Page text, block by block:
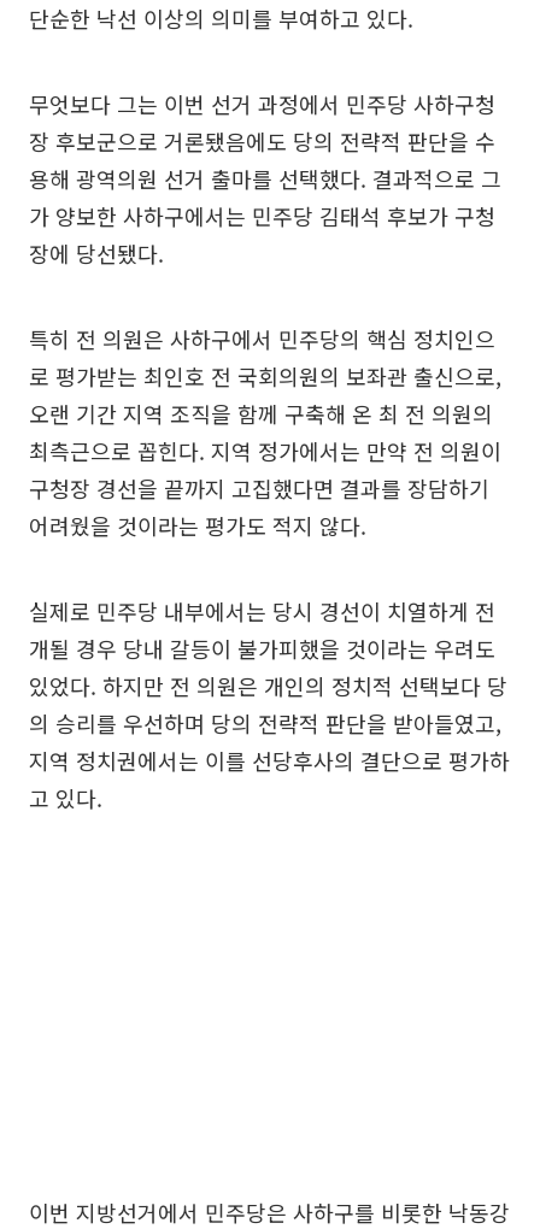
단순한 낙선 이상의 의미를 부여하고 있다.
무엇보다 그는 이번 선거 과정에서 민주당 사하구청
장 후보군으로 거론됐음에도 당의 전략적 판단을 수
용해 광역의원 선거 출마를 선택했다. 결과적으로 그
가 양보한 사하구에서는 민주당 김태석 후보가 구청
장에 당선됐다.
특히 전 의원은 사하구에서 민주당의 핵심 정치인으
로 평가받는 최인호 전 국회의원의 보좌관 출신으로,
오랜 기간 지역 조직을 함께 구축해 온 최 전 의원의
최측근으로 꼽힌다. 지역 정가에서는 만약 전 의원이
구청장 경선을 끝까지 고집했다면 결과를 장담하기
어려웠을 것이라는 평가도 적지 않다.
실제로 민주당 내부에서는 당시 경선이 치열하게 전
개될 경우 당내 갈등이 불가피했을 것이라는 우려도
있었다. 하지만 전 의원은 개인의 정치적 선택보다 당
의 승리를 우선하며 당의 전략적 판단을 받아들였고,
지역 정치권에서는 이를 선당후사의 결단으로 평가하
고 있다.
이번 지방선거에서 민주당은 사하구를 비롯한 낙동강